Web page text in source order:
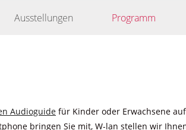
Ausstellungen Programm
Audioguide für Kinder oder Erwachsene
bringen Sie mit, W-lan stellen wir